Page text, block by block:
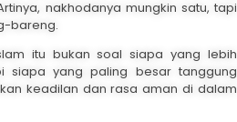
nakhodanya mungkin satu, tapi
bareng.
itu bukan soal siapa yang lebih
siapa yang paling besar tanggung
keadilan dan rasa aman di dalam